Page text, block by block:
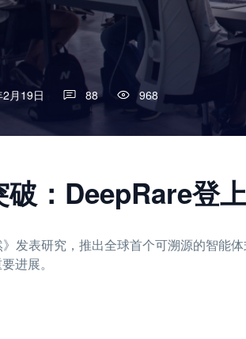
月19日 88 968
：DeepRare登上
发表研究，推出全球首个可溯源的智能
进展。